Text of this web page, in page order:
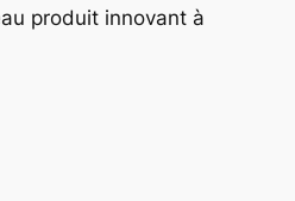
produit innovant à